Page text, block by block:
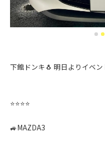
下館ドンキ🐧 明日よりイベ
⭐️⭐️⭐️⭐️
🚙MAZDA3